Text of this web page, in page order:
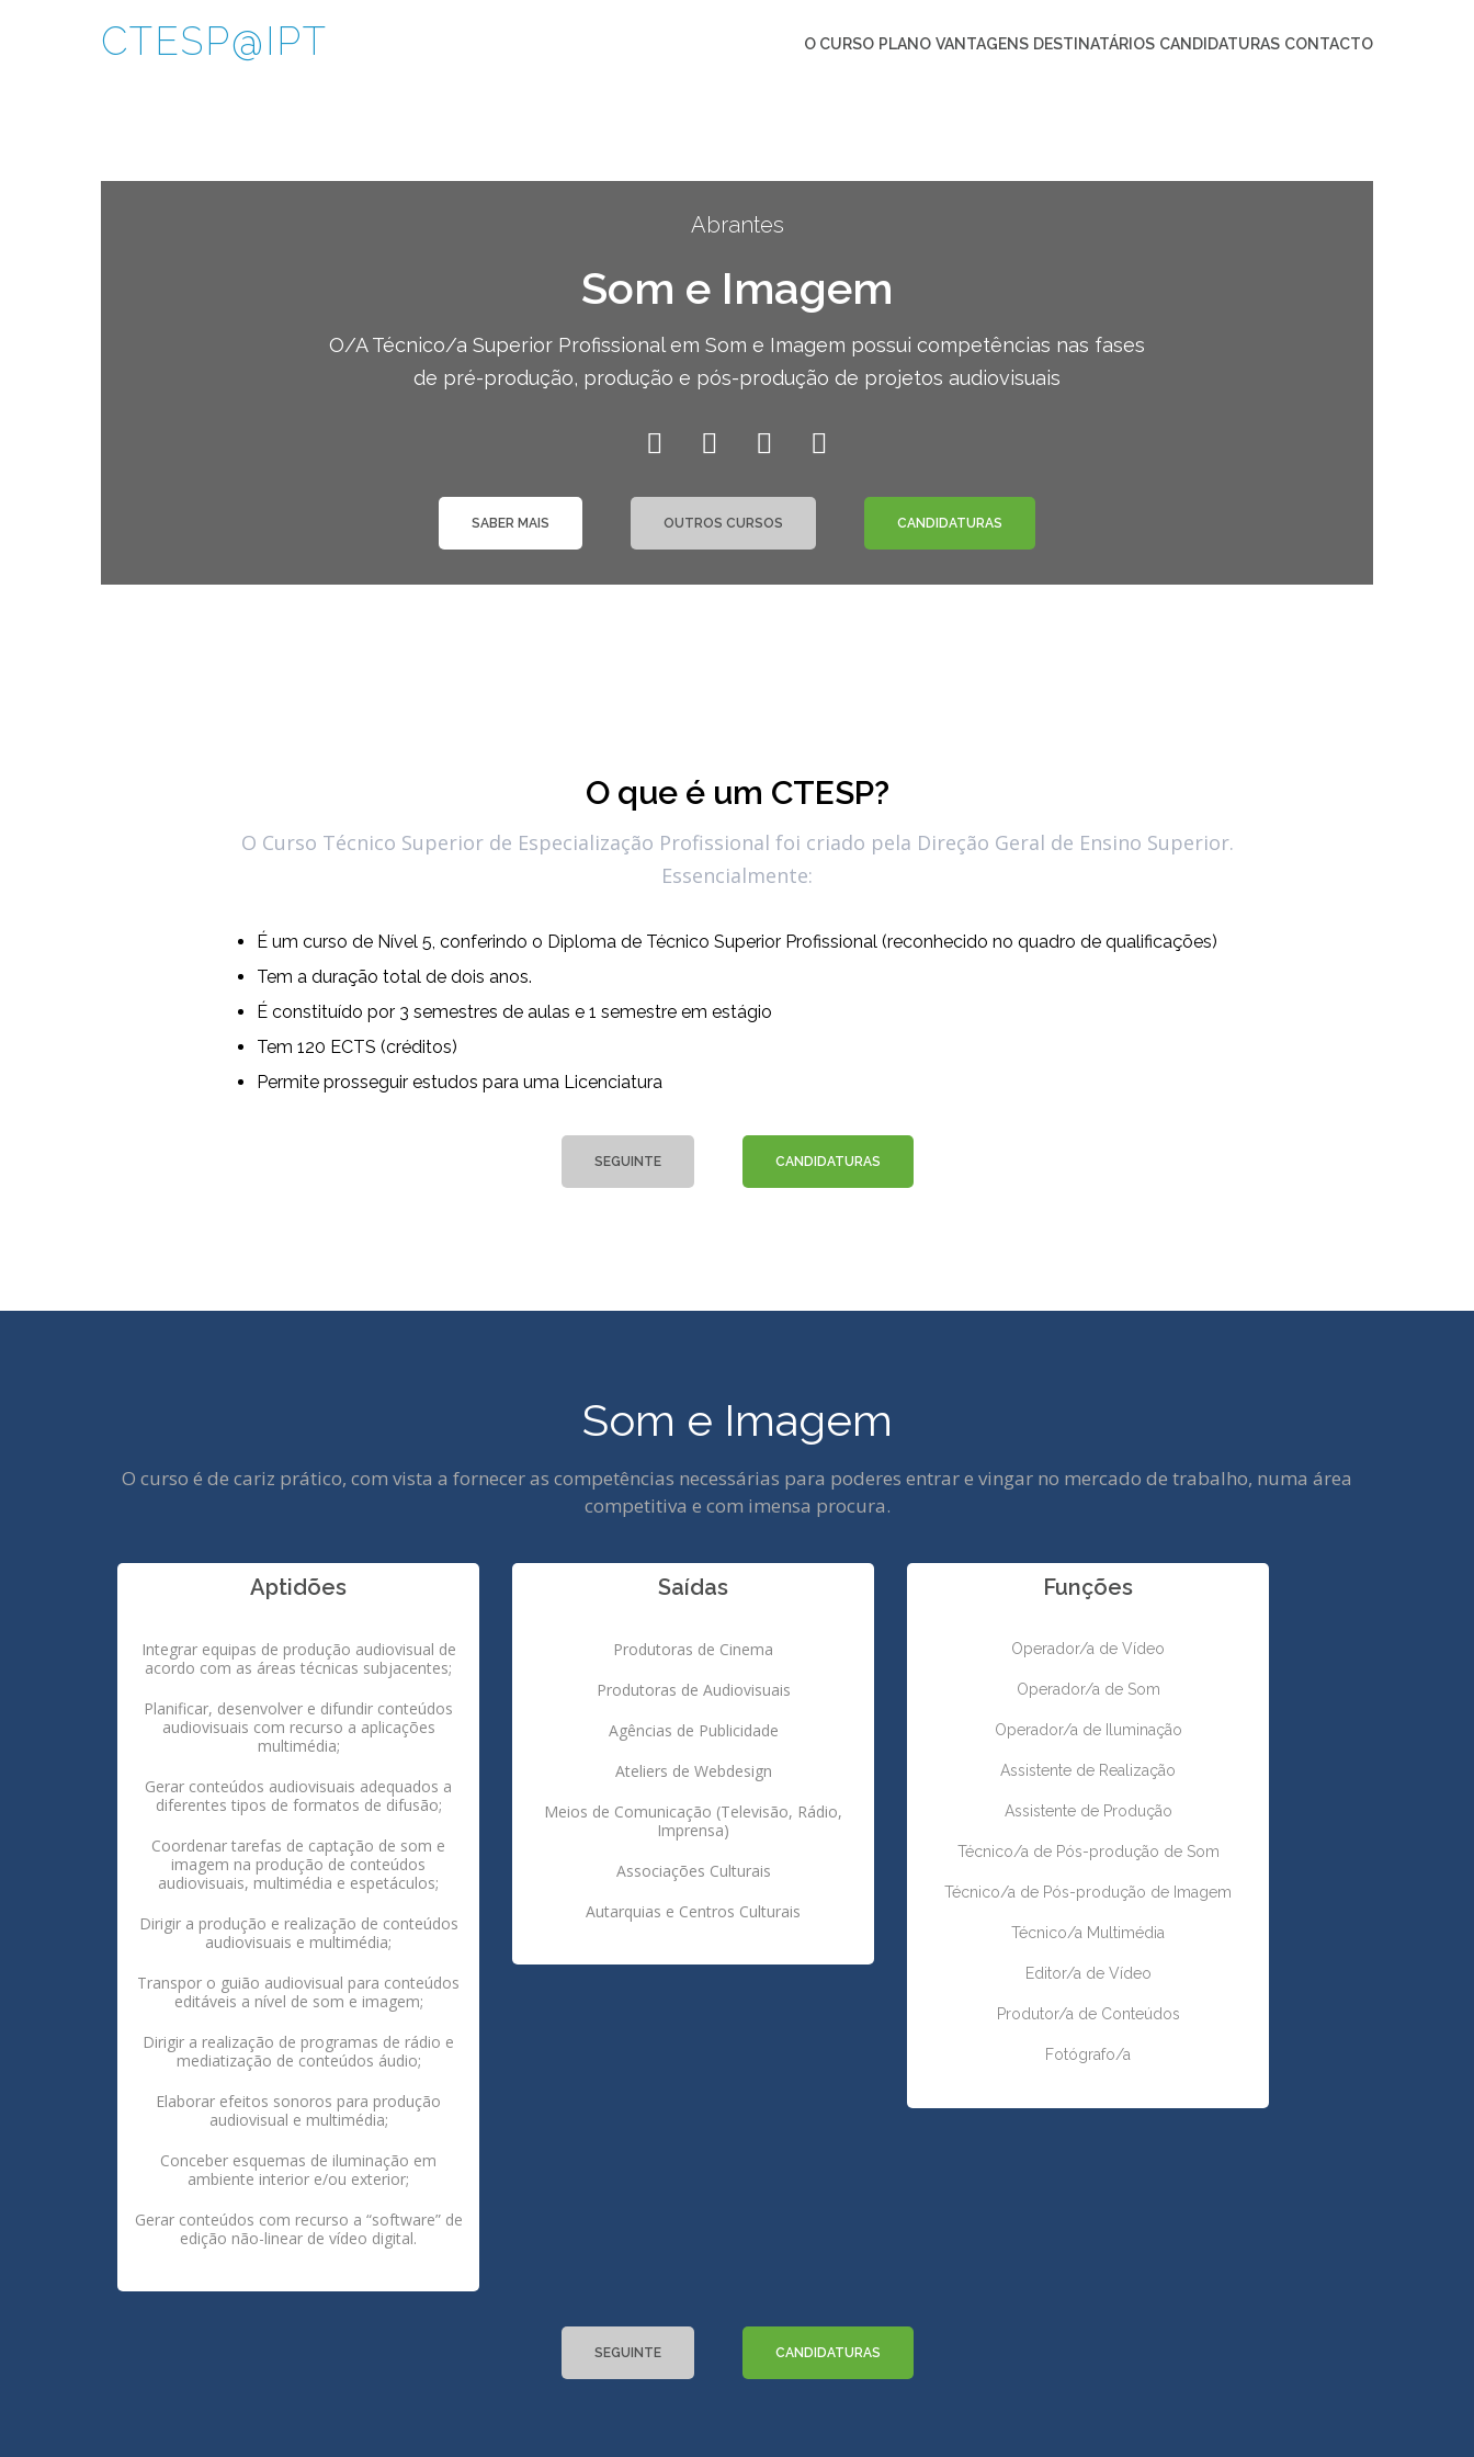
CTESP@IPT O CURSO PLANO VANTAGENS DESTINATÁRIOS CANDIDATURAS CONTACTO
Abrantes
Som e Imagem
O/A Técnico/a Superior Profissional em Som e Imagem possui competências nas fases
de pré-produção, produção e pós-produção de projetos audiovisuais
SABER MAIS OUTROS CURSOS CANDIDATURAS
O que é um CTESP?
O Curso Técnico Superior de Especialização Profissional foi criado pela Direção Geral de Ensino Superior.
Essencialmente:
É um curso de Nível 5, conferindo o Diploma de Técnico Superior Profissional (reconhecido no quadro de qualificações)
Tem a duração total de dois anos.
É constituído por 3 semestres de aulas e 1 semestre em estágio
Tem 120 ECTS (créditos)
Permite prosseguir estudos para uma Licenciatura
SEGUINTE CANDIDATURAS
Som e Imagem
O curso é de cariz prático, com vista a fornecer as competências necessárias para poderes entrar e vingar no mercado de trabalho, numa área
competitiva e com imensa procura.
Aptidões
Integrar equipas de produção audiovisual de
acordo com as áreas técnicas subjacentes;
Planificar, desenvolver e difundir conteúdos
audiovisuais com recurso a aplicações
multimédia;
Gerar conteúdos audiovisuais adequados a
diferentes tipos de formatos de difusão;
Coordenar tarefas de captação de som e
imagem na produção de conteúdos
audiovisuais, multimédia e espetáculos;
Dirigir a produção e realização de conteúdos
audiovisuais e multimédia;
Transpor o guião audiovisual para conteúdos
editáveis a nível de som e imagem;
Dirigir a realização de programas de rádio e
mediatização de conteúdos áudio;
Elaborar efeitos sonoros para produção
audiovisual e multimédia;
Conceber esquemas de iluminação em
ambiente interior e/ou exterior;
Gerar conteúdos com recurso a “software” de
edição não-linear de vídeo digital.
Saídas
Produtoras de Cinema
Produtoras de Audiovisuais
Agências de Publicidade
Ateliers de Webdesign
Meios de Comunicação (Televisão, Rádio,
Imprensa)
Associações Culturais
Autarquias e Centros Culturais
Funções
Operador/a de Vídeo
Operador/a de Som
Operador/a de Iluminação
Assistente de Realização
Assistente de Produção
Técnico/a de Pós-produção de Som
Técnico/a de Pós-produção de Imagem
Técnico/a Multimédia
Editor/a de Vídeo
Produtor/a de Conteúdos
Fotógrafo/a
SEGUINTE CANDIDATURAS